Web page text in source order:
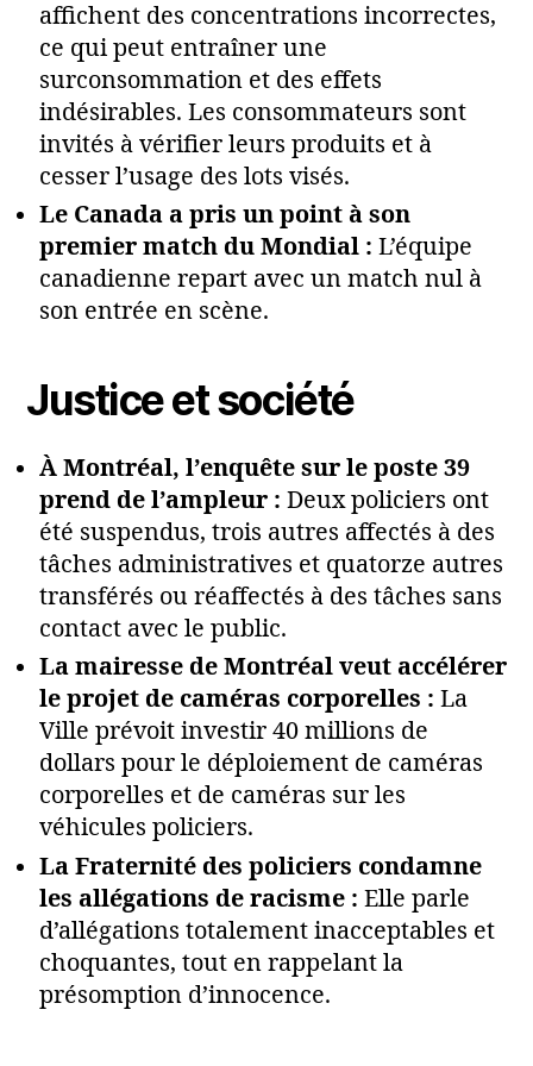
affichent des concentrations incorrectes,
ce qui peut entraîner une
surconsommation et des effets
indésirables. Les consommateurs sont
invités à vérifier leurs produits et à
cesser l’usage des lots visés.
Le Canada a pris un point à son
premier match du Mondial : L’équipe
canadienne repart avec un match nul à
son entrée en scène.
Justice et société
À Montréal, l’enquête sur le poste 39
prend de l’ampleur : Deux policiers ont
été suspendus, trois autres affectés à des
tâches administratives et quatorze autres
transférés ou réaffectés à des tâches sans
contact avec le public.
La mairesse de Montréal veut accélérer
le projet de caméras corporelles : La
Ville prévoit investir 40 millions de
dollars pour le déploiement de caméras
corporelles et de caméras sur les
véhicules policiers.
La Fraternité des policiers condamne
les allégations de racisme : Elle parle
d’allégations totalement inacceptables et
choquantes, tout en rappelant la
présomption d’innocence.